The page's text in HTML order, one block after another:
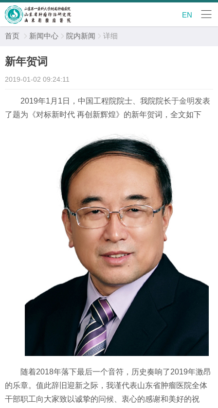
EN
首页  新闻中心  院内新闻  详细
新年贺词
2019-01-02 09:24:11
2019年1月1日，中国工程院院士、我院院长于金明发表
了题为《对标新时代 再创新辉煌》的新年贺词，全文如下
随着2018年落下最后一个音符，历史奏响了2019年激昂
的乐章。值此辞旧迎新之际，我谨代表山东省肿瘤医院全体
干部职工向大家致以诚挚的问候、衷心的感谢和美好的祝